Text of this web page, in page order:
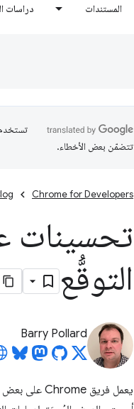
المستندات دراسات
تتضمّن بعض الأخطاء.
Chrome for Developers
تحسينات
التوقُّع
Barry Pollard
يعمل فريق Chrome على بعض التحديثات المثيرة للاهتمام في